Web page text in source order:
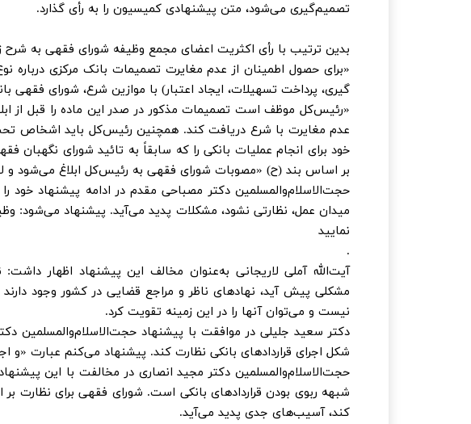
تصمیم‌گیری می‌شود، متن پیشنهادی کمیسیون را به رأی گذارد.
بدین ترتیب با رأی اکثریت اعضای مجمع وظیفه شورای فقهی به شرح
«برای حصول اطمینان از عدم مغایرت تصمیمات بانک مرکزی درباره
گیری، پرداخت تسهیلات، ایجاد اعتبار) با موازین شرع، شورای
«رئیس‌کل موظف است تصمیمات مذکور در صدر این ماده را قبل از
عدم مغایرت با شرع دریافت کند. همچنین رئیس‌کل باید اشخاص تحت
خود برای انجام عملیات بانکی را که سابقاً به تائید شورای نگهبان
بر اساس بند (ح) «مصوبات شورای فقهی به رئیس‌کل ابلاغ می‌شود و
حجت‌الاسلام‌والمسلمین دکتر مصباحی مقدم در ادامه پیشنهاد خود
میدان عمل، نظارتی نشود، مشکلات پدید می‌آید. پیشنهاد می‌شود:
نمایید
.
آیت‌الله آملی لاریجانی به‌عنوان مخالف این پیشنهاد اظهار
مشکلی پیش آید، نهادهای ناظر و مراجع قضایی در کشور وجود
نیست و می‌توان آنها را در این زمینه تقویت کرد.
دکتر سعید جلیلی در موافقت با پیشنهاد حجت‌الاسلام‌والمسلمین
شکل اجرای قراردادهای بانکی نظارت کند. پیشنهاد می‌کنم عبارت
حجت‌الاسلام‌والمسلمین دکتر مجید انصاری در مخالفت با این
شبهه ربوی بودن قراردادهای بانکی است. شورای فقهی برای نظارت
کند، آسیب‌های جدی پدید می‌آید.